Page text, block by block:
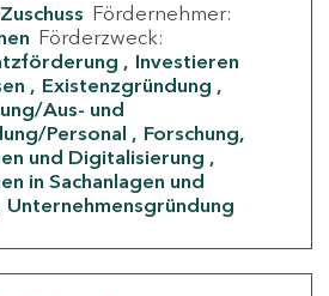
Zuschuss Fördernehmer:
Förderzweck:
Investieren
Existenzgründung
Aus- und
Personal
Forschung,
und Digitalisierung
in Sachanlagen und
Unternehmensgründung